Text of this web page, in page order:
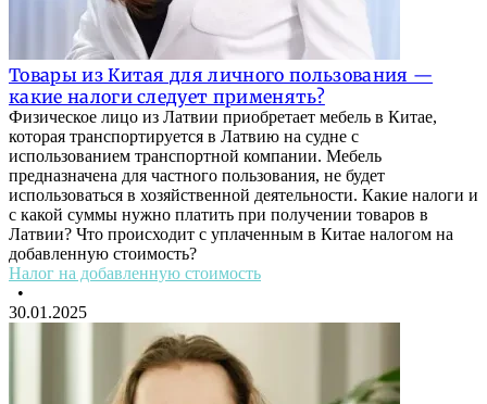
Товары из Китая для личного пользования —
какие налоги следует применять?
Физическое лицо из Латвии приобретает мебель в Китае,
которая транспортируется в Латвию на судне с
использованием транспортной компании. Мебель
предназначена для частного пользования, не будет
использоваться в хозяйственной деятельности. Какие налоги и
с какой суммы нужно платить при получении товаров в
Латвии? Что происходит с уплаченным в Китае налогом на
добавленную стоимость?
Налог на добавленную стоимость
•
30.01.2025